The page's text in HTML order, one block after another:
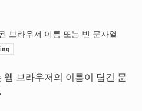
브라우저 이름 또는 빈 문자열
웹 브라우저의 이름이 담긴 문